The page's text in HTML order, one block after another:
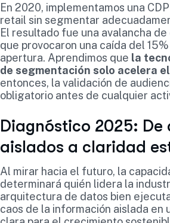
En 2020, implementamos una
retail sin segmentar
El resultado fue una avalancha
que provocaron una caída del
apertura. Aprendimos que la
de segmentación solo acelera
entonces, la validación de
obligatorio antes de cualquier
Diagnóstico 2025: De
aislados a claridad
Al mirar hacia el futuro, la
determinará quién lidera la
arquitectura de datos bien
caos de la información aislada en